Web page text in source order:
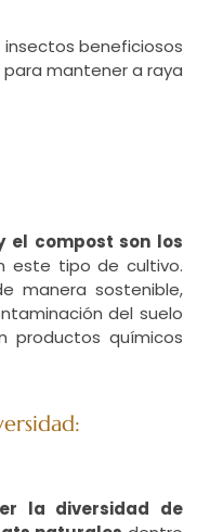
beneficiosos
mantener a raya
el compost son los
este tipo de cultivo.
manera sostenible,
del suelo
productos químicos
la diversidad de